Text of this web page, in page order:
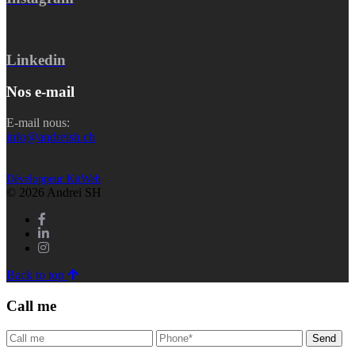
Linkedin
Nos e-mail
E-mail nous:
info@andreish.ch
Développeur KitWeb
© 2026 Andrei SH
Back to top
Call me
Send